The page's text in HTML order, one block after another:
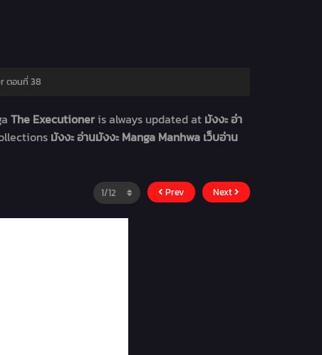
ตอนที่ 38
The Executioneris always updated at มังงะ อ่า
มังงะ อ่านมังงะ Manga Manhwa เว็บอ่าน
Prev Next